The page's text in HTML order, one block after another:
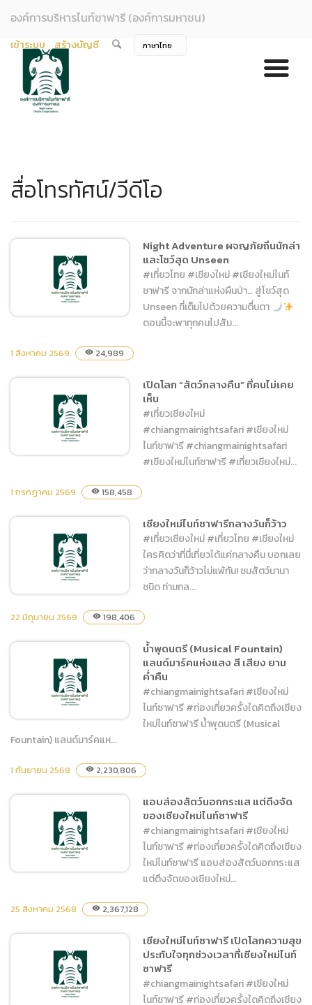
องค์การบริหารไนท์ซาฟารี (องค์การมหาชน)
เข้าระบบ สร้างบัญชี
สื่อโทรทัศน์/วีดีโอ
ถิ่นนักล่า และโชว์สุด Unseen
Night Adventure ผจญภัยถิ่นนักล่า
และโชว์สุด Unseen
#เที่ยวไทย #เชียงใหม่ #เชียงใหม่ไนท์
ซาฟารี จากนักล่าแห่งผืนป่า… สู่โชว์สุด
Unseen ที่เต็มไปด้วยความตื่นตา
ตอนนี้จะพาทุกคนไปสัม...
1 สิงหาคม 2569 visibility 24,989
ไม่เคยเห็น
เปิดโลก “สัตว์กลางคืน” ที่คนไม่เคย
เห็น
#เที่ยวเชียงใหม่
#chiangmainightsafari #เชียงใหม่
ไนท์ซาฟารี #chiangmainightsafari
#เชียงใหม่ไนท์ซาฟารี #เที่ยวเชียงใหม่...
1 กรกฎาคม 2569 visibility 158,458
เชียงใหม่ไนท์ซาฟารีกลางวันก็
เชียงใหม่ไนท์ซาฟารีกลางวันก็ว้าว
#เที่ยวเชียงใหม่ #เที่ยวไทย #เชียงใหม่
ใครคิดว่าที่นี่เที่ยวได้แค่กลางคืน บอกเลย
ว่ากลางวันก็ว้าวไม่แพ้กัน! ชมสัตว์นานา
ชนิด ท่ามกล...
22 มิถุนายน 2569 visibility 198,406
น้ำพุดนตรี (Musical
แสง สี เสียง ยามค่ำคืน
น้ำพุดนตรี (Musical Fountain)
แลนด์มาร์คแห่งแสง สี เสียง ยาม
ค่ำคืน
#chiangmainightsafari #เชียงใหม่
ไนท์ซาฟารี #ท่องเที่ยวครั้งใดคิดถึงเชียง
ใหม่ไนท์ซาฟารี น้ำพุดนตรี (Musical
Fountain) แลนด์มาร์คแห...
1 กันยายน 2568 visibility 2,230,806
ตึงจัดของเชียงใหม่ไนท์
แอบส่องสัตว์นอกกระแส แต่ตึงจัด
ของเชียงใหม่ไนท์ซาฟารี
#chiangmainightsafari #เชียงใหม่
ไนท์ซาฟารี #ท่องเที่ยวครั้งใดคิดถึงเชียง
ใหม่ไนท์ซาฟารี แอบส่องสัตว์นอกกระแส
แต่ตึงจัดของเชียงใหม่...
25 สิงหาคม 2568 visibility 2,367,128
เชียงใหม่ไนท์ซาฟารี เปิดโลกความสุข
ประทับใจทุกช่วงเวลาที่เชียงใหม่ไนท์
ซาฟารี
#chiangmainightsafari #เชียงใหม่
ไนท์ซาฟารี #ท่องเที่ยวครั้งใดคิดถึงเชียง